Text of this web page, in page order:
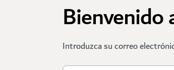
Bienvenido
Introduzca su correo